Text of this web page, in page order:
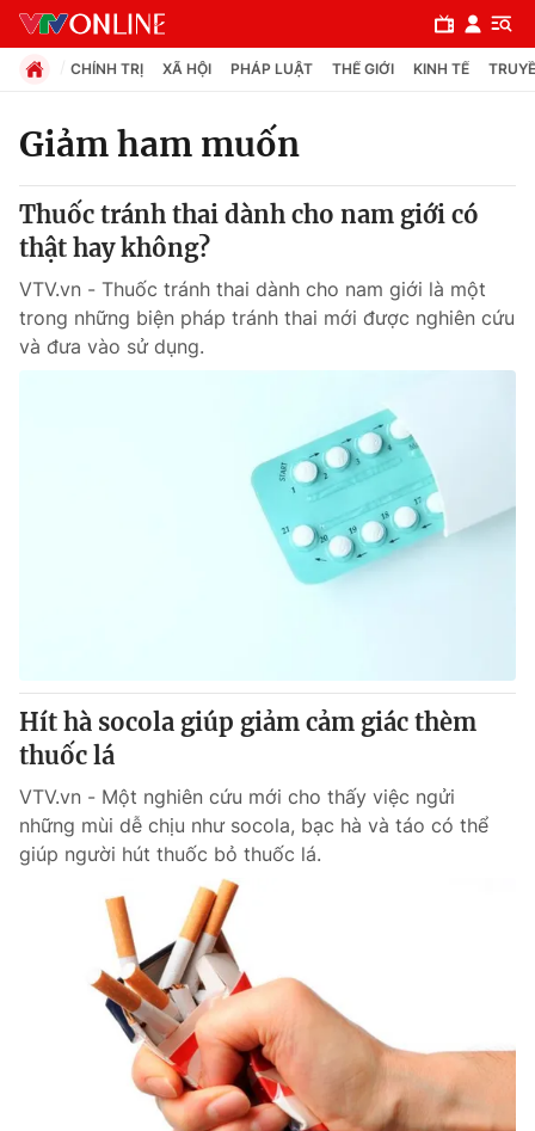
Chuyên mục
Chính trị
Xã hội
Góc doanh nghiệp
Truyền hình
Hậu trường
Nhân vật
Giải sao mai
Giải trí
Điện ảnh
Đời sống
Chất lượng cuộc sống
Tuyển sinh
Học trực tuyến
Công nghệ
Hitech Công nghệ tương lai
Giao lưu trực tuyến
CHÍNH TRỊ XÃ HỘI PHÁP LUẬT THẾ GIỚI KINH TẾ
Giảm ham muốn
Thuốc tránh thai dành cho nam giới có
thật hay không?
VTV.vn - Thuốc tránh thai dành cho nam giới là một
trong những biện pháp tránh thai mới được nghiên cứu
và đưa vào sử dụng.
Hít hà socola giúp giảm cảm giác thèm
thuốc lá
VTV.vn - Một nghiên cứu mới cho thấy việc ngửi
những mùi dễ chịu như socola, bạc hà và táo có thể
giúp người hút thuốc bỏ thuốc lá.